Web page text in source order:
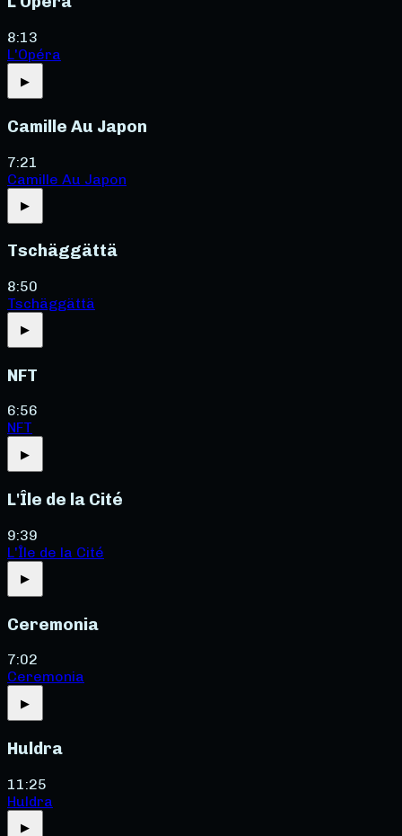
8:13
L'Opéra
▶
Camille Au Japon
7:21
Camille Au Japon
▶
Tschäggättä
8:50
Tschäggättä
▶
NFT
6:56
NFT
▶
L'Île de la Cité
9:39
L'Île de la Cité
▶
Ceremonia
7:02
Ceremonia
▶
Huldra
11:25
Huldra
▶